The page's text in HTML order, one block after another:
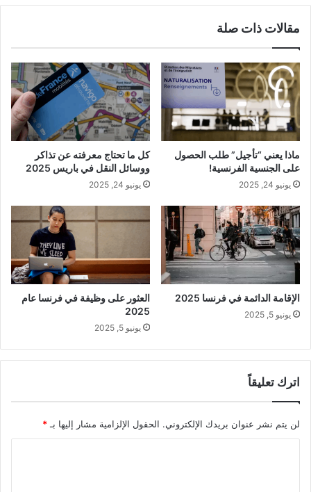
مقالات ذات صلة
ماذا يعني “تأجيل” طلب الحصول
على الجنسية الفرنسية!
يونيو 24, 2025
كل ما تحتاج معرفته عن تذاكر
ووسائل النقل في باريس 2025
يونيو 24, 2025
الإقامة الدائمة في فرنسا 2025
يونيو 5, 2025
العثور على وظيفة في فرنسا عام
2025
يونيو 5, 2025
اترك تعليقاً
لن يتم نشر عنوان بريدك الإلكتروني. الحقول الإلزامية مشار إليها بـ *